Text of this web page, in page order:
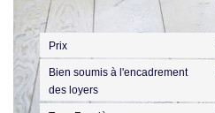
Aspects financiers
Prix
Bien soumis à l'encadrement
des loyers